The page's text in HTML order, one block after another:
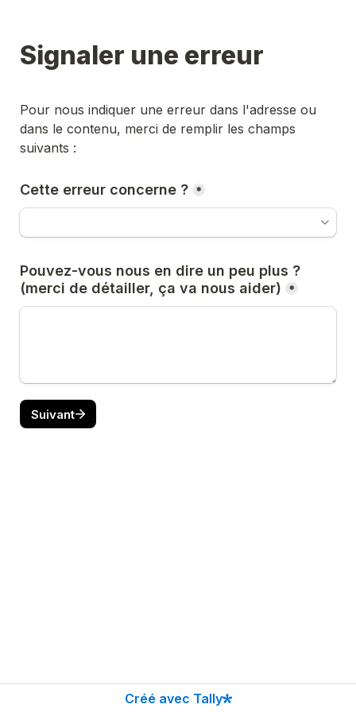
Signaler une erreur
Pour nous indiquer une erreur dans l'adresse ou
dans le contenu, merci de remplir les champs
suivants :
Cette erreur concerne ? *
Pouvez-vous nous en dire un peu plus ?
(merci de détailler, ça va nous aider)
*
Suivant
Créé avec Tally